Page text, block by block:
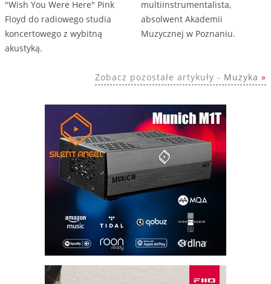
"Wish You Were Here" Pink
Floyd do radiowego studia
koncertowego z wybitną
akustyką.
multiinstrumentalista,
absolwent Akademii
Muzycznej w Poznaniu.
Zobacz pozostałe artykuły - Muzyka